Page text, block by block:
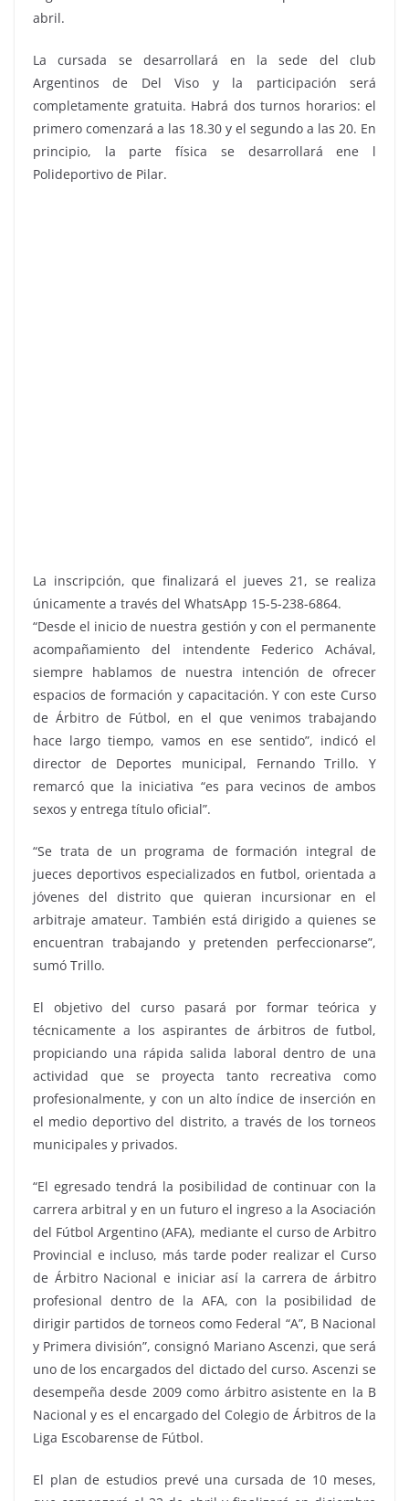
abril.
La cursada se desarrollará en la sede del club
Argentinos de Del Viso y la participación será
completamente gratuita. Habrá dos turnos horarios: el
primero comenzará a las 18.30 y el segundo a las 20. En
principio, la parte física se desarrollará ene l
Polideportivo de Pilar.
La inscripción, que finalizará el jueves 21, se realiza
únicamente a través del WhatsApp 15-5-238-6864.
“Desde el inicio de nuestra gestión y con el permanente
acompañamiento del intendente Federico Achával,
siempre hablamos de nuestra intención de ofrecer
espacios de formación y capacitación. Y con este Curso
de Árbitro de Fútbol, en el que venimos trabajando
hace largo tiempo, vamos en ese sentido”, indicó el
director de Deportes municipal, Fernando Trillo. Y
remarcó que la iniciativa “es para vecinos de ambos
sexos y entrega título oficial”.
“Se trata de un programa de formación integral de
jueces deportivos especializados en futbol, orientada a
jóvenes del distrito que quieran incursionar en el
arbitraje amateur. También está dirigido a quienes se
encuentran trabajando y pretenden perfeccionarse”,
sumó Trillo.
El objetivo del curso pasará por formar teórica y
técnicamente a los aspirantes de árbitros de futbol,
propiciando una rápida salida laboral dentro de una
actividad que se proyecta tanto recreativa como
profesionalmente, y con un alto índice de inserción en
el medio deportivo del distrito, a través de los torneos
municipales y privados.
“El egresado tendrá la posibilidad de continuar con la
carrera arbitral y en un futuro el ingreso a la Asociación
del Fútbol Argentino (AFA), mediante el curso de Arbitro
Provincial e incluso, más tarde poder realizar el Curso
de Árbitro Nacional e iniciar así la carrera de árbitro
profesional dentro de la AFA, con la posibilidad de
dirigir partidos de torneos como Federal “A”, B Nacional
y Primera división”, consignó Mariano Ascenzi, que será
uno de los encargados del dictado del curso. Ascenzi se
desempeña desde 2009 como árbitro asistente en la B
Nacional y es el encargado del Colegio de Árbitros de la
Liga Escobarense de Fútbol.
El plan de estudios prevé una cursada de 10 meses,